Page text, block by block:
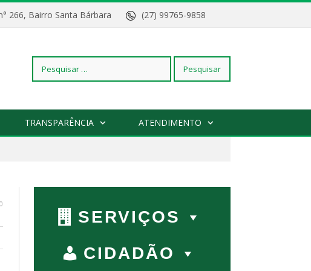
266, Bairro Santa Bárbara (27) 99765-9858
Pesquisar
TRANSPARÊNCIA ATENDIMENTO
0
SERVIÇOS
CIDADÃO